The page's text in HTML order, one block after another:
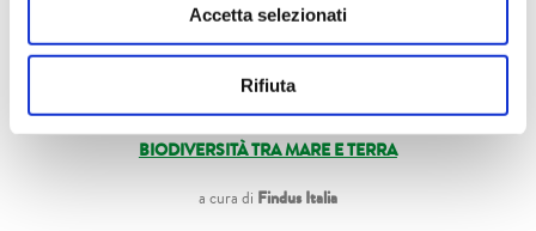
Accetta selezionati
Rifiuta
15.45| Sala Tobino
FOCUS
BIODIVERSITÀ TRA MARE E TERRA
a cura di Findus Italia